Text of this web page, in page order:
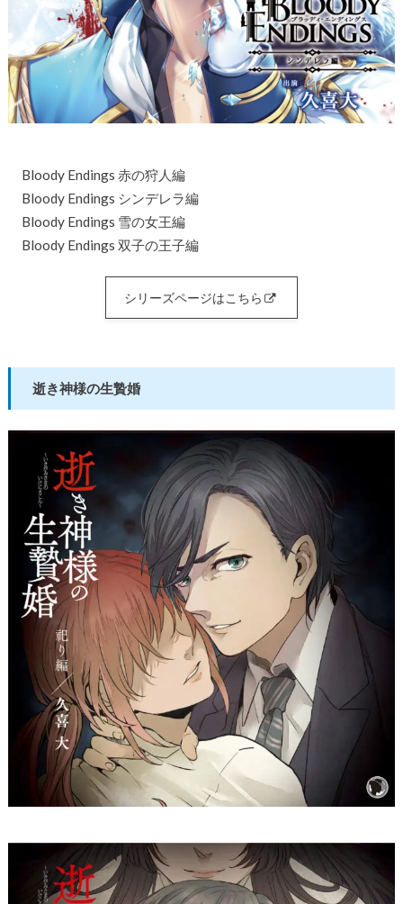
Bloody Endings 赤の狩人編
Bloody Endings シンデレラ編
Bloody Endings 雪の女王編
Bloody Endings 双子の王子編
シリーズページはこちら
逝き神様の生贄婚